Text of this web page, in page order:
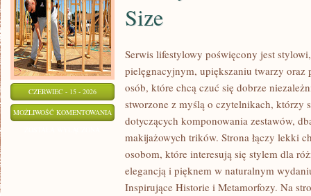
CZERWIEC - 15 - 2026
MOŻLIWOŚĆ KOMENTOWANIA
Size
Serwis lifestylowy poświęcony jest
pielęgnacyjnym, upiększaniu twarzy
osób, które chcą czuć się dobrze
stworzone z myślą o czytelnikach, którzy
dotyczących komponowania zestawów,
makijażowych trików. Strona łączy lekki
osobom, które interesują się stylem dla
elegancją i pięknem w naturalnym
Inspirujące Historie i Metamorfozy. Na